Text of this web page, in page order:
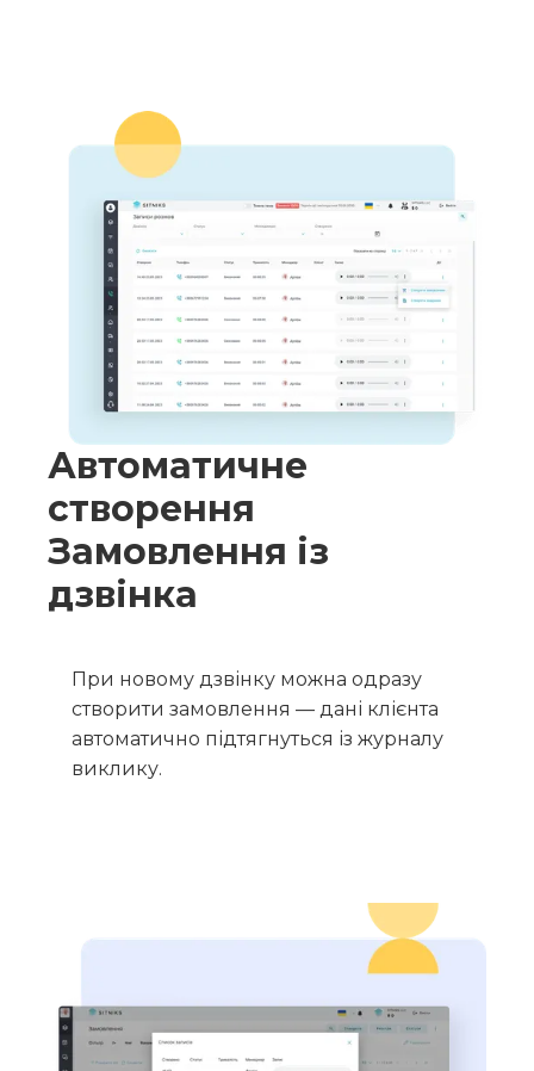
Автоматичне
створення
Замовлення із
дзвінка
При новому дзвінку можна одразу
створити замовлення — дані клієнта
автоматично підтягнуться із журналу
виклику.